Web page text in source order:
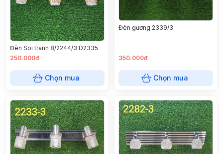
Đèn Soi tranh 8/2244/3 D2335
250.000đ
Chọn mua
Đèn gương 2339/3
350.000đ
Chọn mua